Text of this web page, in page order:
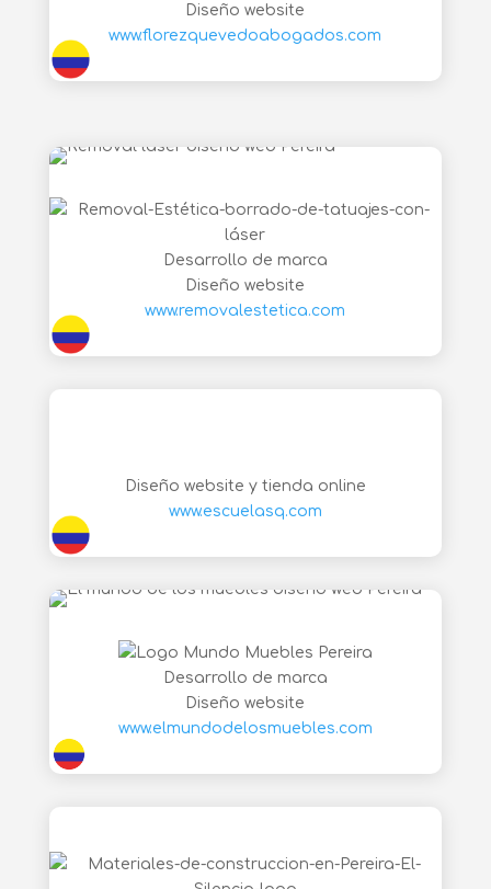
Diseño website
www.florezquevedoabogados.com
Desarrollo de marca
Diseño website
www.removalestetica.com
Diseño website y tienda online
www.escuelasq.com
Desarrollo de marca
Diseño website
www.elmundodelosmuebles.com